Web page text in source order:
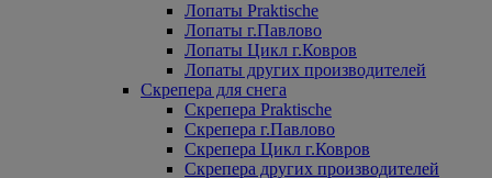
Лопаты Praktische
Лопаты г.Павлово
Лопаты Цикл г.Ковров
Лопаты других производителей
Скрепера для снега
Скрепера Praktische
Скрепера г.Павлово
Скрепера Цикл г.Ковров
Скрепера других производителей